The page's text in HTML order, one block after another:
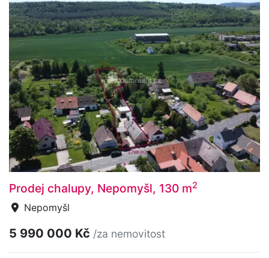
Prodej chalupy, Nepomyšl, 130 m2
Nepomyšl
5 990 000 Kč /za nemovitost